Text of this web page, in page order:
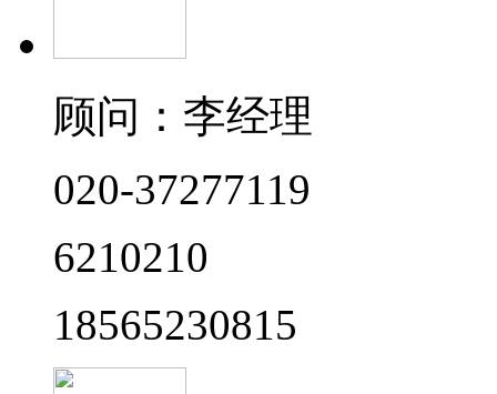
顾问：李经理
020-37277119
6210210
18565230815